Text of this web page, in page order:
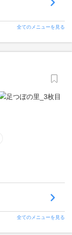
全てのメニューを見る
全てのメニューを見る